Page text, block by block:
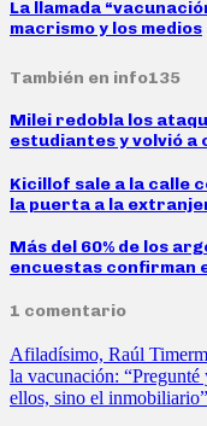
La llamada
macrismo y los medios
También en info135
Milei redobla los
estudiantes y volvió
Kicillof sale a la calle
la puerta a la
Más del 60% de los
encuestas confirman
1 comentario
Afiladísimo, Raúl
la vacunación:
ellos, sino el